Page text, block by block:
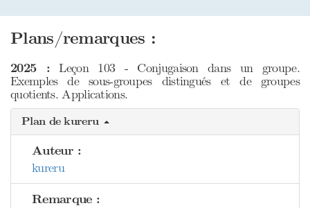
Plans/remarques :
2025 :Leçon 103 - Conjugaison dans un groupe.
Exemples de sous-groupes distingués et de groupes
quotients. Applications.
Plan de kureru
Auteur :
kureru
Remarque :